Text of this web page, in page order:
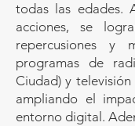
todas las edades.
acciones, se
repercusiones y
programas de
Ciudad) y televisión
ampliando el
entorno digital.